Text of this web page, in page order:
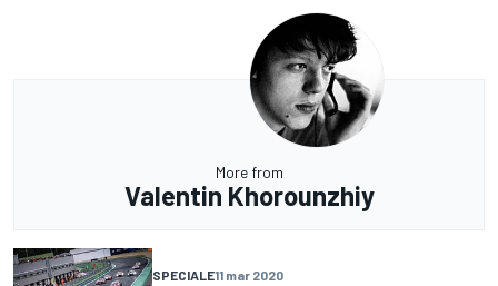
More from
Valentin Khorounzhiy
SPECIALE11 mar 2020